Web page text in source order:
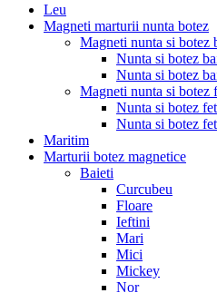
Leu
Magneti marturii nunta botez
Magneti nunta si botez
Nunta si botez
Nunta si botez
Magneti nunta si botez
Nunta si botez
Nunta si botez
Maritim
Marturii botez magnetice
Baieti
Curcubeu
Floare
Ieftini
Mari
Mici
Mickey
Nor